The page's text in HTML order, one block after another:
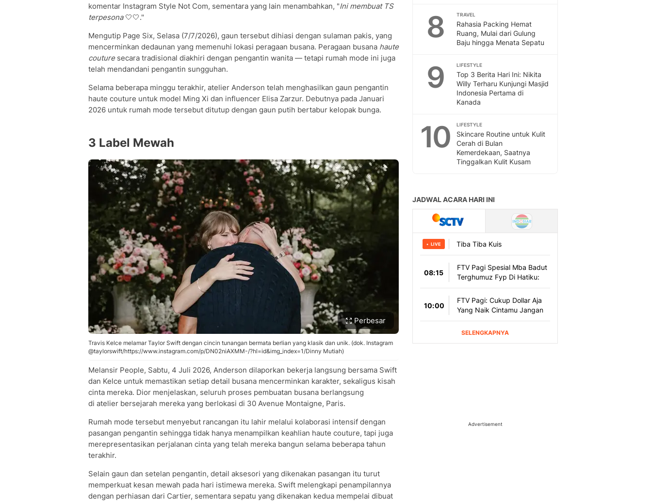
komentar Instagram Style Not Com, sementara yang lain menambahkan, "Ini membuat TS
terpesona🤍🤍."
Mengutip Page Six, Selasa (7/7/2026), gaun tersebut dihiasi dengan sulaman pakis, yang
mencerminkan dedaunan yang memenuhi lokasi peragaan busana. Peragaan busana haute
couturesecara tradisional diakhiri dengan pengantin wanita — tetapi rumah mode ini juga
telah mendandani pengantin sungguhan.
Selama beberapa minggu terakhir, atelier Anderson telah menghasilkan gaun pengantin
haute couture untuk model Ming Xi dan influencer Elisa Zarzur. Debutnya pada Januari
2026 untuk rumah mode tersebut ditutup dengan gaun putih bertabur kelopak bunga.
3 Label Mewah
Perbesar
Travis Kelce melamar Taylor Swift dengan cincin tunangan bermata berlian yang klasik dan unik. (dok. Instagram
@taylorswift/https://www.instagram.com/p/DN02niAXMM-/?hl=id&img_index=1/Dinny Mutiah)
Melansir People, Sabtu, 4 Juli 2026, Anderson dilaporkan bekerja langsung bersama Swift
dan Kelce untuk memastikan setiap detail busana mencerminkan karakter, sekaligus kisah
cinta mereka. Dior menjelaskan, seluruh proses pembuatan busana berlangsung
di atelier bersejarah mereka yang berlokasi di 30 Avenue Montaigne, Paris.
Rumah mode tersebut menyebut rancangan itu lahir melalui kolaborasi intensif dengan
pasangan pengantin sehingga tidak hanya menampilkan keahlian haute couture, tapi juga
merepresentasikan perjalanan cinta yang telah mereka bangun selama beberapa tahun
terakhir.
Selain gaun dan setelan pengantin, detail aksesori yang dikenakan pasangan itu turut
memperkuat kesan mewah pada hari istimewa mereka. Swift melengkapi penampilannya
dengan perhiasan dari Cartier, sementara sepatu yang dikenakan kedua mempelai dibuat
8 TRAVEL
Rahasia Packing Hemat
Ruang, Mulai dari Gulung
Baju hingga Menata Sepatu
9 LIFESTYLE
Top 3 Berita Hari Ini: Nikita
Willy Terharu Kunjungi Masjid
Indonesia Pertama di
Kanada
10 LIFESTYLE
Skincare Routine untuk Kulit
Cerah di Bulan
Kemerdekaan, Saatnya
Tinggalkan Kulit Kusam
Advertisement